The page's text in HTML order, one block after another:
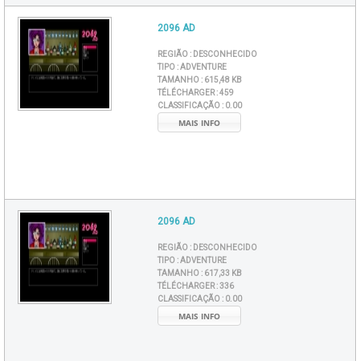
2096 AD
REGIÃO : DESCONHECIDO
TIPO :ADVENTURE
TAMANHO : 615,48 KB
TÉLÉCHARGER :459
CLASSIFICAÇÃO : 0.00
MAIS INFO
2096 AD
REGIÃO : DESCONHECIDO
TIPO :ADVENTURE
TAMANHO : 617,33 KB
TÉLÉCHARGER :336
CLASSIFICAÇÃO : 0.00
MAIS INFO